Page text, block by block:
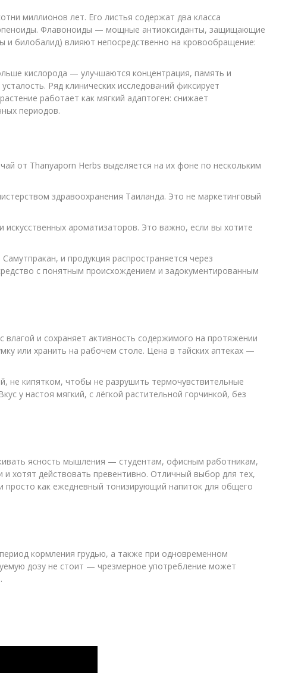
миллионов лет. Его листья содержат два класса
Флавоноиды — мощные антиоксиданты, защищающие
и билобалид) влияют непосредственно на кровообращение:
кислорода — улучшаются концентрация, память и
Ряд клинических исследований фиксирует
работает как мягкий адаптоген: снижает
периодов.
от Thanyaporn Herbs выделяется на их фоне по нескольким
здравоохранения Таиланда. Это не маркетинговый
ароматизаторов. Это важно, если вы хотите
и продукция распространяется через
с понятным происхождением и задокументированным
и сохраняет активность содержимого на протяжении
или хранить на рабочем столе. Цена в тайских аптеках —
не кипятком, чтобы не разрушить термочувствительные
у настоя мягкий, с лёгкой растительной горчинкой, без
ясность мышления — студентам, офисным работникам,
хотят действовать превентивно. Отличный выбор для тех,
просто как ежедневный тонизирующий напиток для общего
кормления грудью, а также при одновременном
дозу не стоит — чрезмерное употребление может